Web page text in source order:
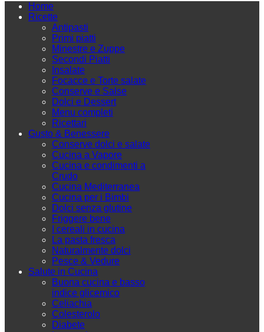
Home
Ricette
Antipasti
Primi piatti
Minestre e Zuppe
Secondi Piatti
Insalate
Focacce e Torte salate
Conserve e Salse
Dolci e Dessert
Menu completi
Ricettari
Gusto & Benessere
Conserve dolci e salate
Cucina a Vapore
Cucina e condimenti a
Crudo
Cucina Mediterranea
Cucina per i Bimbi
Dolci senza glutine
Friggere bene
I cereali in cucina
La pasta fresca
Naturalmente dolci
Pesce & Vedure
Salute in Cucina
Buona cucina e basso
indice glicemico
Celiachia
Colesterolo
Diabete